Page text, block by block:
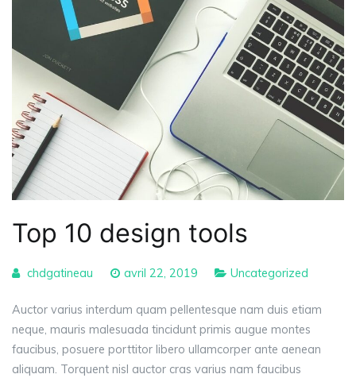
Top 10 design tools
chdgatineau avril 22, 2019 Uncategorized
Auctor varius interdum quam pellentesque nam duis etiam
neque, mauris malesuada tincidunt primis augue montes
faucibus, posuere porttitor libero ullamcorper ante aenean
aliquam. Torquent nisl auctor cras varius nam faucibus